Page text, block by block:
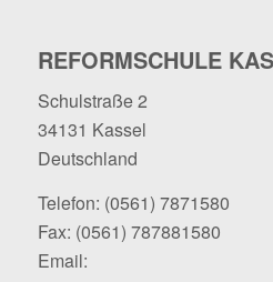
REFORMSCHULE
Schulstraße 2
34131 Kassel
Deutschland
Telefon: (0561) 7871580
Fax: (0561) 787881580
Email: